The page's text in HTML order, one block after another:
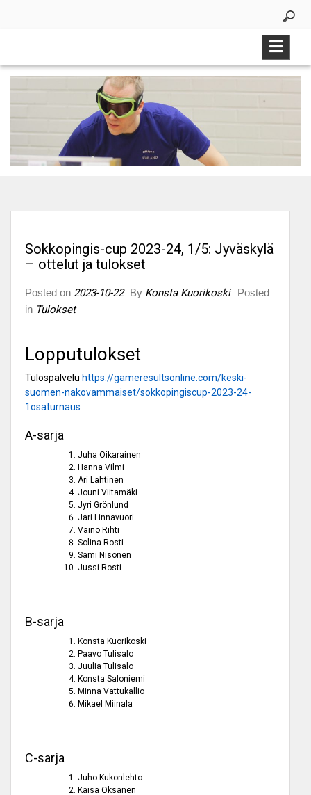
Sokkopingis-cup 2023-24, 1/5: Jyväskylä
– ottelut ja tulokset
Posted on 2023-10-22 By Konsta Kuorikoski
Posted
in Tulokset
Lopputulokset
Tulospalvelu https://gameresultsonline.com/keski-
suomen-nakovammaiset/sokkopingiscup-2023-24-
1osaturnaus
A-sarja
Juha Oikarainen
Hanna Vilmi
Ari Lahtinen
Jouni Viitamäki
Jyri Grönlund
Jari Linnavuori
Väinö Rihti
Solina Rosti
Sami Nisonen
Jussi Rosti
B-sarja
Konsta Kuorikoski
Paavo Tulisalo
Juulia Tulisalo
Konsta Saloniemi
Minna Vattukallio
Mikael Miinala
C-sarja
Juho Kukonlehto
Kaisa Oksanen